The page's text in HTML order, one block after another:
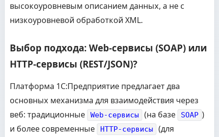
высокоуровневым описанием данных, а не с
низкоуровневой обработкой XML.
Выбор подхода: Web-сервисы (SOAP) или
HTTP-сервисы (REST/JSON)?
Платформа 1С:Предприятие предлагает два
основных механизма для взаимодействия через
веб: традиционные
Web-сервисы (на базе SOAP )
и более современные
HTTP-сервисы
(для